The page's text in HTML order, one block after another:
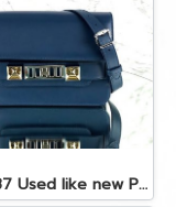
MP-10537 Used like new Proenza PS11 Mini